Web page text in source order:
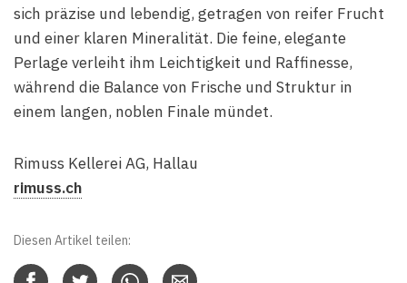
sich präzise und lebendig, getragen von reifer Frucht
und einer klaren Mineralität. Die feine, elegante
Perlage verleiht ihm Leichtigkeit und Raffinesse,
während die Balance von Frische und Struktur in
einem langen, noblen Finale mündet.
Rimuss Kellerei AG, Hallau
rimuss.ch
Diesen Artikel teilen: